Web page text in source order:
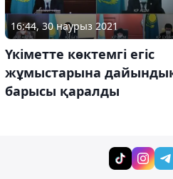
16:44, 30 наурыз 2021
Үкіметте көктемгі егіс
жұмыстарына
барысы қаралды